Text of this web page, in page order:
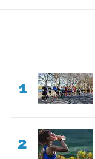
1
2